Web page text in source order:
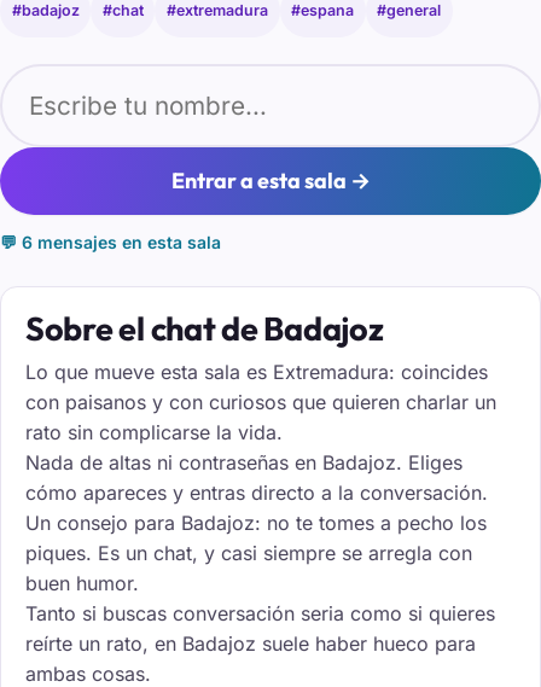
#badajoz #chat #extremadura #espana #general
Entrar a esta sala →
💬 6 mensajes en esta sala
Sobre el chat de Badajoz
Lo que mueve esta sala es Extremadura: coincides
con paisanos y con curiosos que quieren charlar un
rato sin complicarse la vida.
Nada de altas ni contraseñas en Badajoz. Eliges
cómo apareces y entras directo a la conversación.
Un consejo para Badajoz: no te tomes a pecho los
piques. Es un chat, y casi siempre se arregla con
buen humor.
Tanto si buscas conversación seria como si quieres
reírte un rato, en Badajoz suele haber hueco para
ambas cosas.